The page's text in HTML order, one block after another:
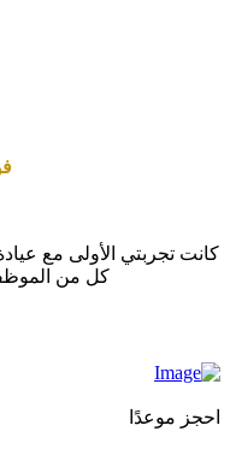
كانت تجربتي الأولى مع
كل من
احجز موعدًا